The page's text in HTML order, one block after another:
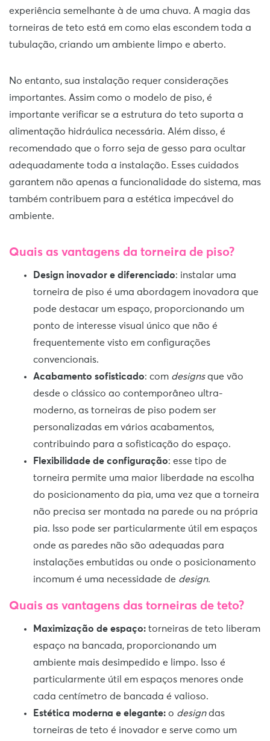
experiência semelhante à de uma chuva. A magia das
torneiras de teto está em como elas escondem toda a
tubulação, criando um ambiente limpo e aberto.
No entanto, sua instalação requer considerações
importantes. Assim como o modelo de piso, é
importante verificar se a estrutura do teto suporta a
alimentação hidráulica necessária. Além disso, é
recomendado que o forro seja de gesso para ocultar
adequadamente toda a instalação. Esses cuidados
garantem não apenas a funcionalidade do sistema, mas
também contribuem para a estética impecável do
ambiente.
Quais as vantagens da torneira de piso?
Design inovador e diferenciado: instalar uma
torneira de piso é uma abordagem inovadora que
pode destacar um espaço, proporcionando um
ponto de interesse visual único que não é
frequentemente visto em configurações
convencionais.
Acabamento sofisticado: com designsque vão
desde o clássico ao contemporâneo ultra-
moderno, as torneiras de piso podem ser
personalizadas em vários acabamentos,
contribuindo para a sofisticação do espaço.
Flexibilidade de configuração: esse tipo de
torneira permite uma maior liberdade na escolha
do posicionamento da pia, uma vez que a torneira
não precisa ser montada na parede ou na própria
pia. Isso pode ser particularmente útil em espaços
onde as paredes não são adequadas para
instalações embutidas ou onde o posicionamento
incomum é uma necessidade de design.
Quais as vantagens das torneiras de teto?
Maximização de espaço: torneiras de teto liberam
espaço na bancada, proporcionando um
ambiente mais desimpedido e limpo. Isso é
particularmente útil em espaços menores onde
cada centímetro de bancada é valioso.
Estética moderna e elegante: o designdas
torneiras de teto é inovador e serve como um